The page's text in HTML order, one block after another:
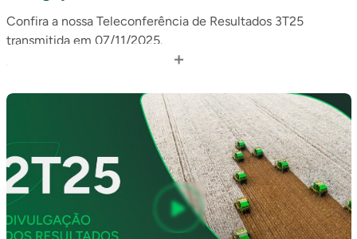
Confira a nossa Teleconferência de Resultados 3T25
transmitida em 07/11/2025.
para acessar o release de resultados.
+